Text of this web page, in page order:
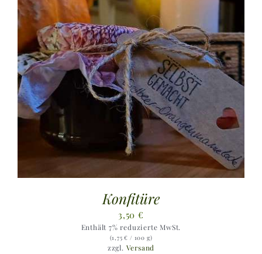
Konfitüre
3,50€
Enthält 7% reduzierte MwSt.
(1,75€ / 100 g)
zzgl. Versand